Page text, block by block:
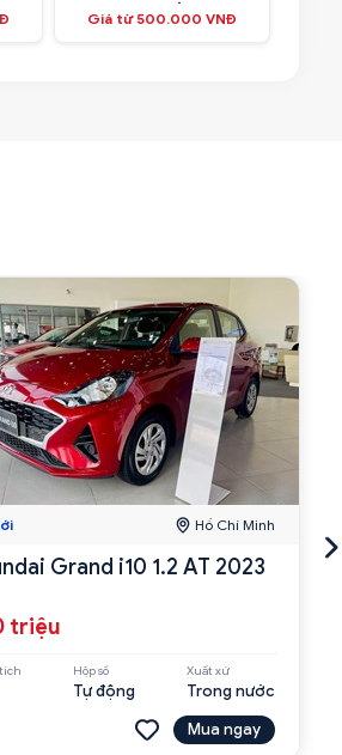
Giá từ 500.000 VNĐ
Hồ Chí Minh
Grand i10 1.2 AT 2023
triệu
Hộp số
Tự động
Xuất xứ
Trong nước
Mua ngay